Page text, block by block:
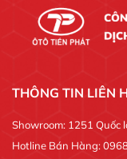
THÔNG TIN LIÊN
Showroom: 1251 Quốc
Hotline Bán Hàng: